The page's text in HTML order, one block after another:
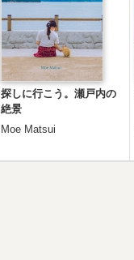
探しに行こう。瀬戸内の
絶景
Moe Matsui